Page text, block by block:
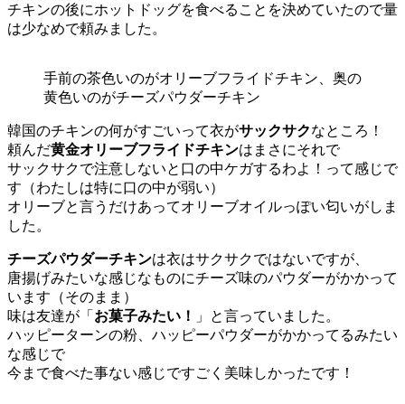
チキンの後にホットドッグを食べることを決めていたので量
は少なめで頼みました。
手前の茶色いのがオリーブフライドチキン、奥の
黄色いのがチーズパウダーチキン
韓国のチキンの何がすごいって衣がサックサクなところ！
頼んだ黄金オリーブフライドチキンはまさにそれで
サックサクで注意しないと口の中ケガするわよ！って感じで
す（わたしは特に口の中が弱い）
オリーブと言うだけあってオリーブオイルっぽい匂いがしま
した。
チーズパウダーチキンは衣はサクサクではないですが、
唐揚げみたいな感じなものにチーズ味のパウダーがかかって
います（そのまま）
味は友達が「 お菓子みたい！
」と言っていました。
ハッピーターンの粉、ハッピーパウダーがかかってるみたい
な感じで
今まで食べた事ない感じですごく美味しかったです！